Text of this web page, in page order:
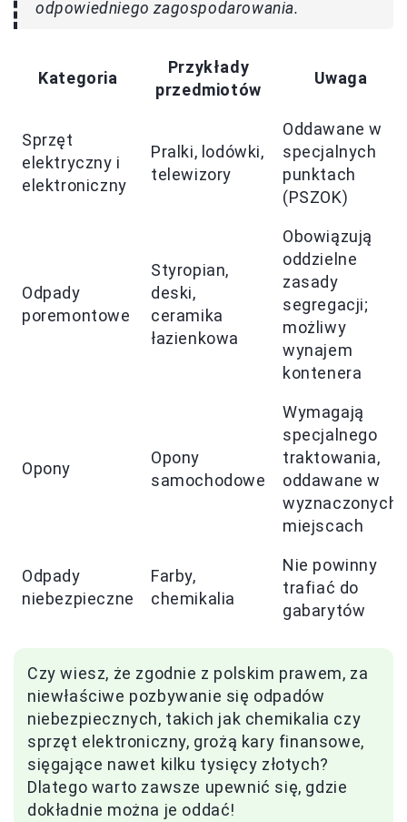
odpowiedniego zagospodarowania.
Kategoria
Przykłady
przedmiotów
Uwaga
Sprzęt
elektryczny i
elektroniczny
Pralki, lodówki,
telewizory
Oddawane w
specjalnych
punktach
(PSZOK)
Odpady
poremontowe
Styropian,
deski,
ceramika
łazienkowa
Obowiązują
oddzielne
zasady
segregacji;
możliwy
wynajem
kontenera
Opony
Opony
samochodowe
Wymagają
specjalnego
traktowania,
oddawane w
wyznaczonych
miejscach
Odpady
niebezpieczne
Farby,
chemikalia
Nie powinny
trafiać do
gabarytów
Czy wiesz, że zgodnie z polskim prawem, za
niewłaściwe pozbywanie się odpadów
niebezpiecznych, takich jak chemikalia czy
sprzęt elektroniczny, grożą kary finansowe,
sięgające nawet kilku tysięcy złotych?
Dlatego warto zawsze upewnić się, gdzie
dokładnie można je oddać!